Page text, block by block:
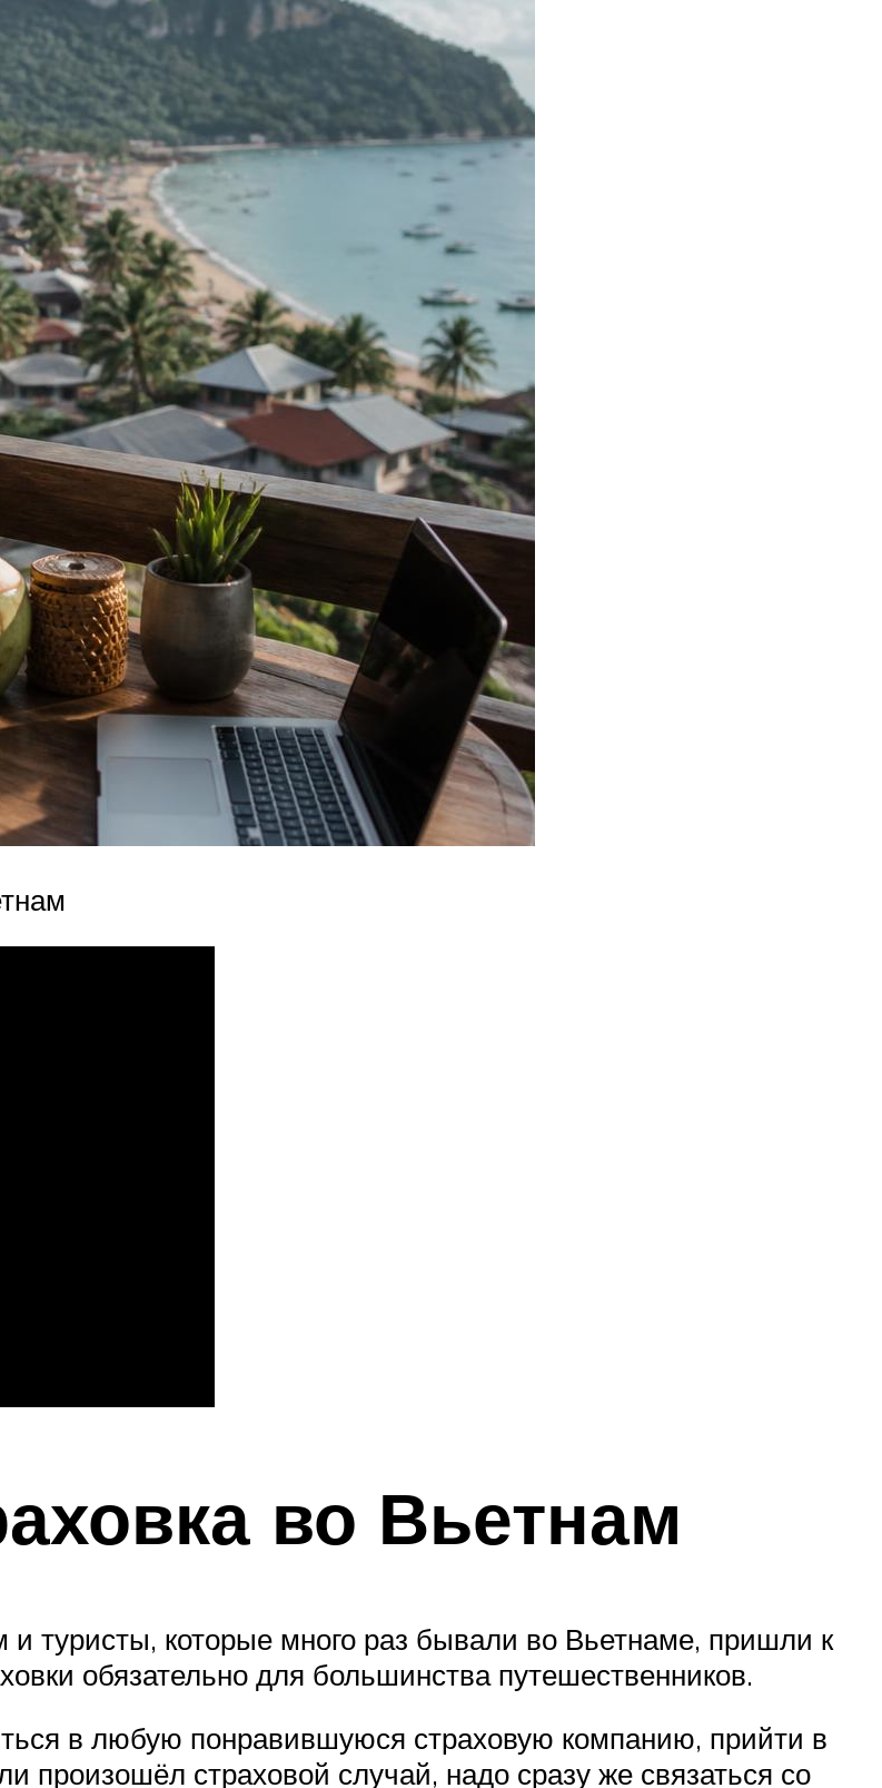
во Вьетнам
туристы, которые много раз бывали во Вьетнаме, пришли к
обязательно для большинства путешественников.
в любую понравившуюся страховую компанию, прийти в
произошёл страховой случай, надо сразу же связаться со